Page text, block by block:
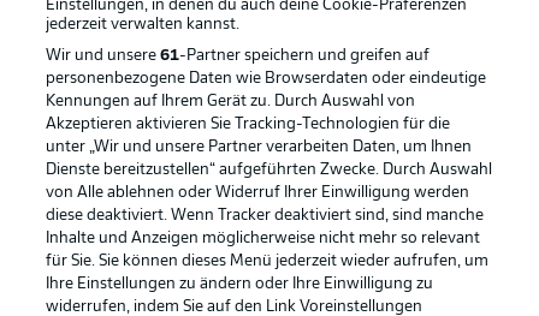
Rechtliche Hinweise Voreinstellungen verwalten
Datenschutz Nutzungsbedingungen
Broadcaster Kontakt
Jobs Impressum
Einstellungen, in denen du auch deine Cookie-Präferenzen
jederzeit verwalten kannst.
Wir und unsere61-Partner speichern und greifen auf
personenbezogene Daten wie Browserdaten oder eindeutige
Kennungen auf Ihrem Gerät zu. Durch Auswahl von
Akzeptieren aktivieren Sie Tracking-Technologien für die
unter „Wir und unsere Partner verarbeiten Daten, um Ihnen
Dienste bereitzustellen“ aufgeführten Zwecke. Durch Auswahl
von Alle ablehnen oder Widerruf Ihrer Einwilligung werden
diese deaktiviert. Wenn Tracker deaktiviert sind, sind manche
Inhalte und Anzeigen möglicherweise nicht mehr so relevant
für Sie. Sie können dieses Menü jederzeit wieder aufrufen, um
Ihre Einstellungen zu ändern oder Ihre Einwilligung zu
widerrufen, indem Sie auf den Link Voreinstellungen